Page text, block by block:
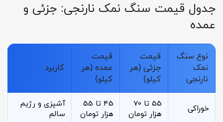
جدول قیمت سنگ نمک نارنجی: جزئی و
عمده
نوع سنگ
نمک
نارنجی
قیمت
جزئی (هر
کیلو)
قیمت
عمده (هر
کیلو)
کاربرد
خوراکی
55 تا 70
هزار تومان
45 تا 55
هزار تومان
آشپزی و رژیم
سالم